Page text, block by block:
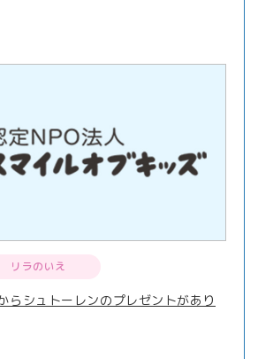
リラのいえ
らシュトーレンのプレゼントがあり